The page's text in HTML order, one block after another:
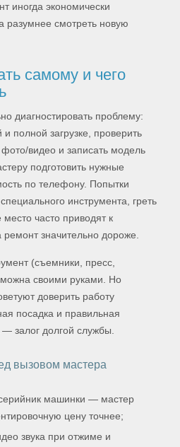
иногда экономически
разумнее смотреть новую
самому и чего
диагностировать проблему:
полной загрузке, проверить
видео и записать модель
подготовить нужные
по телефону. Попытки
инструмента, греть
часто приводят к
значительно дороже.
(съемники, пресс,
своими руками. Но
доверить работу
посадка и правильная
залог долгой службы.
вызовом мастера
машинки — мастер
цену точнее;
звука при отжиме и